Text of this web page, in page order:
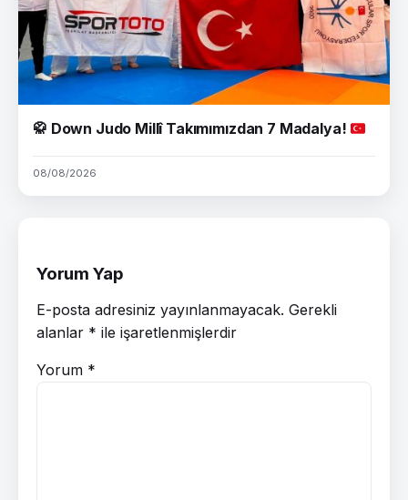
🥋 Down Judo Millî Takımımızdan 7 Madalya!
08/08/2026
Yorum Yap
E-posta adresiniz yayınlanmayacak. Gerekli
alanlar * ile işaretlenmişlerdir
Yorum *